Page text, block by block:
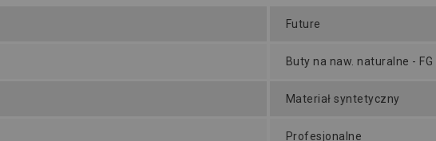
Future
Buty na naw. naturalne - FG
Materiał syntetyczny
Profesjonalne